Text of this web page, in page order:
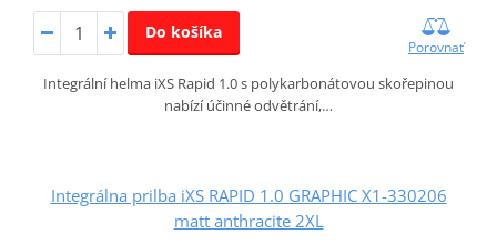
Do košíka
Porovnať
Integrální helma iXS Rapid 1.0 s polykarbonátovou skořepinou
nabízí účinné odvětrání,…
Integrálna prilba iXS RAPID 1.0 GRAPHIC X1-330206
matt anthracite 2XL